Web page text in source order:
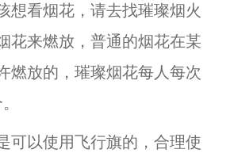
看烟花，请去找璀璨烟火
花来燃放，普通的烟花在某
燃放的， 璀璨烟花每人每次
。
以使用飞行旗的，合理使